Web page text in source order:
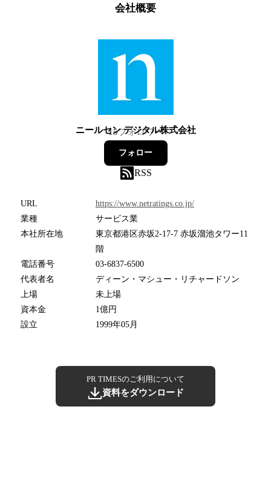
会社概要
ニールセン デジタル株式会社
15フォロワー
フォロー
RSS
URL
https://www.netratings.co.jp/
業種
サービス業
本社所在地
東京都港区赤坂2-17-7 赤坂溜池タワー11
階
電話番号
03-6837-6500
代表者名
ディーン・マシュー・リチャードソン
上場
未上場
資本金
1億円
設立
1999年05月
PR TIMESのご利用について
資料をダウンロード